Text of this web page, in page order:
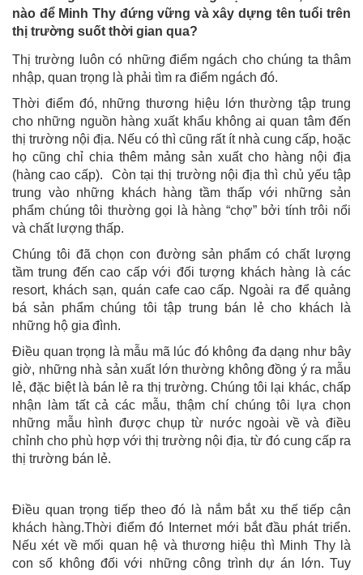
nào để Minh Thy đứng vững và xây dựng tên tuổi trên
thị trường suốt thời gian qua?
Thị trường luôn có những điểm ngách cho chúng ta thâm
nhập, quan trọng là phải tìm ra điểm ngách đó.
Thời điểm đó, những thương hiệu lớn thường tập trung
cho những nguồn hàng xuất khẩu không ai quan tâm đến
thị trường nội địa. Nếu có thì cũng rất ít nhà cung cấp, hoặc
họ cũng chỉ chia thêm mảng sản xuất cho hàng nội địa
(hàng cao cấp). Còn tại thị trường nội địa thì chủ yếu tập
trung vào những khách hàng tầm thấp với những sản
phẩm chúng tôi thường gọi là hàng “chợ” bởi tính trôi nổi
và chất lượng thấp.
Chúng tôi đã chọn con đường sản phẩm có chất lượng
tầm trung đến cao cấp với đối tượng khách hàng là các
resort, khách sạn, quán cafe cao cấp. Ngoài ra để quảng
bá sản phẩm chúng tôi tập trung bán lẻ cho khách là
những hộ gia đình.
Điều quan trọng là mẫu mã lúc đó không đa dạng như bây
giờ, những nhà sản xuất lớn thường không đồng ý ra mẫu
lẻ, đặc biệt là bán lẻ ra thị trường. Chúng tôi lại khác, chấp
nhận làm tất cả các mẫu, thậm chí chúng tôi lựa chọn
những mẫu hình được chụp từ nước ngoài về và điều
chỉnh cho phù hợp với thị trường nội địa, từ đó cung cấp ra
thị trường bán lẻ.
Điều quan trọng tiếp theo đó là nắm bắt xu thế tiếp cận
khách hàng.Thời điểm đó Internet mới bắt đầu phát triển.
Nếu xét về mối quan hệ và thương hiệu thì Minh Thy là
con số không đối với những công trình dự án lớn. Tuy